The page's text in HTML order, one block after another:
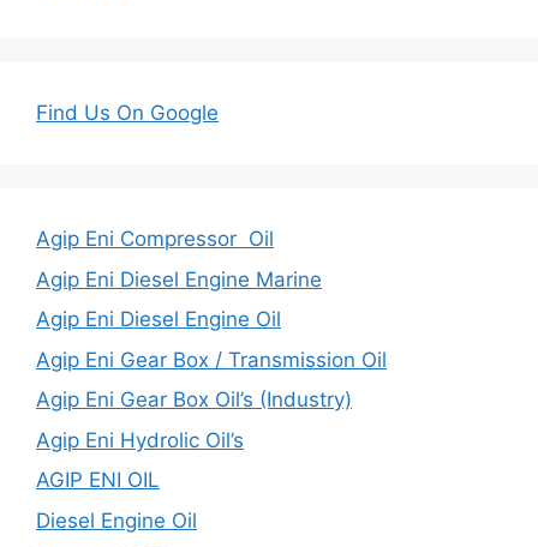
Find Us On Google
Agip Eni Compressor Oil
Agip Eni Diesel Engine Marine
Agip Eni Diesel Engine Oil
Agip Eni Gear Box / Transmission Oil
Agip Eni Gear Box Oil’s (Industry)
Agip Eni Hydrolic Oil’s
AGIP ENI OIL
Diesel Engine Oil